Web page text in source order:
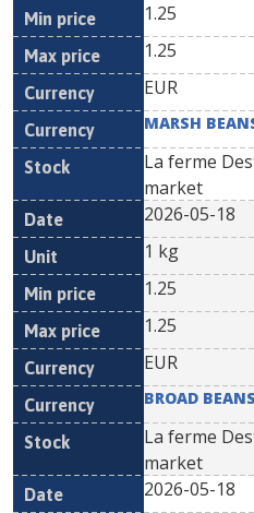
1.25
1.25
EUR
MARSH
La ferme
market
2026-05-18
1 kg
1.25
1.25
EUR
BROAD
La ferme
market
2026-05-18